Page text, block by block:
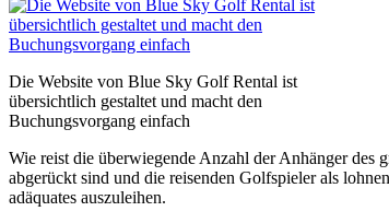
Die Website von Blue Sky Golf Rental ist
übersichtlich gestaltet und macht den
Buchungsvorgang einfach
Wie reist die überwiegende Anzahl der Anhänger
abgerückt sind und die reisenden Golfspieler als
adäquates auszuleihen.